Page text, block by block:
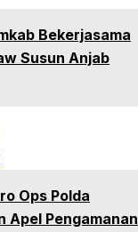
Bekerjasama
Susun Anjab
Ops Polda
Apel Pengamanan